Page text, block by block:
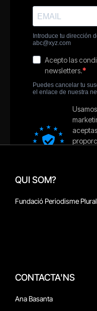
QUI SOM?
Fundació Periodisme Plural
CONTACTA'NS
Ana Basanta